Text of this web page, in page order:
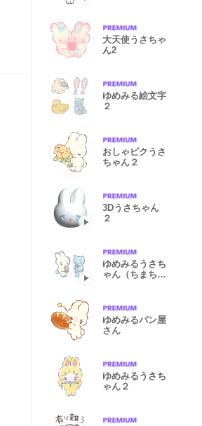
大天使うさちゃ
ん2
ゆめみる絵文字
２
おしゃピクうさ
ちゃん２
3Dうさちゃん
２
ゆめみるうさち
ゃん（ちまちま
ゆめみるパン屋
さん
ゆめみるうさち
ゃん２